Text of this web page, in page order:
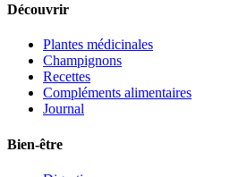
Découvrir
Plantes médicinales
Champignons
Recettes
Compléments alimentaires
Journal
Bien-être